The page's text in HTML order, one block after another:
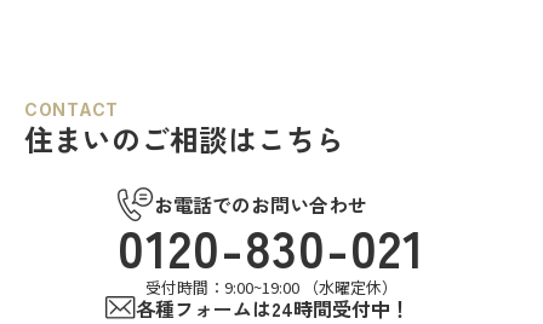
CONTACT
住まいのご相談はこちら
お電話でのお問い合わせ
0120-830-021
受付時間：9:00~19:00 （水曜定休）
各種フォームは24時間受付中！